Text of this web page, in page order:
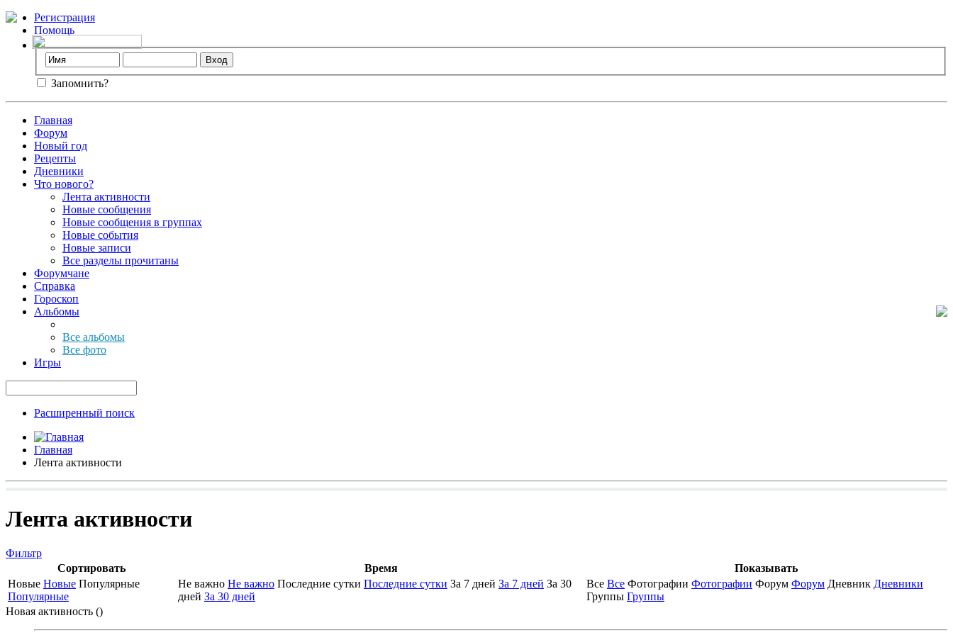
Регистрация
Помощь
Запомнить?
Главная
Форум
Новый год
Рецепты
Дневники
Что нового?
Лента активности
Новые сообщения
Новые сообщения в группах
Новые события
Новые записи
Все разделы прочитаны
Форумчане
Справка
Гороскоп
Альбомы
Все альбомы
Все фото
Игры
Расширенный поиск
Главная
Лента активности
Лента активности
Фильтр
Сортировать
Время
Показывать
Новые Новые Популярные
Популярные
Не важно Не важно Последние сутки Последние сутки За 7 дней За 7 дней За 30
дней За 30 дней
Все Все Фотографии Фотографии Форум Форум Дневник Дневники
Группы Группы
Новая активность ()